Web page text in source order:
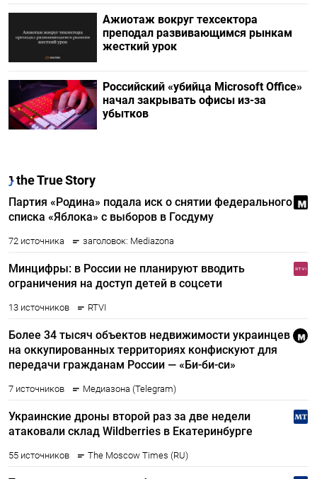
Ажиотаж вокруг техсектора
преподал развивающимся рынкам
жесткий урок
Российский «убийца Microsoft Office»
начал закрывать офисы из-за
убытков